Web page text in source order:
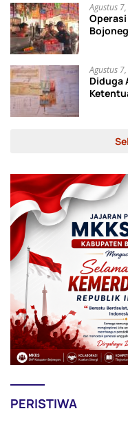
Agustus
Agustus
Diduga
PERISTIWA